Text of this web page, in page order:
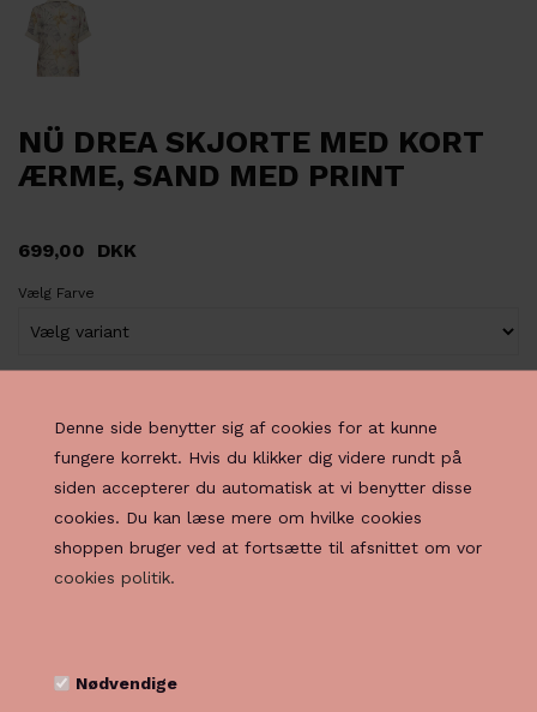
Denne side benytter sig af cookies for at kunne
fungere korrekt. Hvis du klikker dig videre rundt på
siden accepterer du automatisk at vi benytter disse
cookies. Du kan læse mere om hvilke cookies
shoppen bruger ved at fortsætte til afsnittet om vor
cookies politik.
Nødvendige
NÜ DREA SKJORTE MED KORT
ÆRME, SAND MED PRINT
699,00 DKK
Vælg Farve